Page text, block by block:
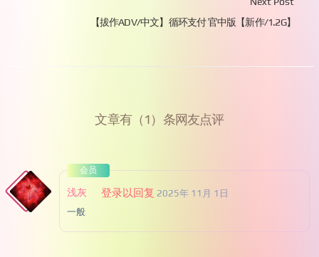
【拔作ADV/中文】循环支付 官中版【新作/1.2G】
文章有（1）条网友点评
会员
登录以回复
浅灰
2025年 11月 1日
一般